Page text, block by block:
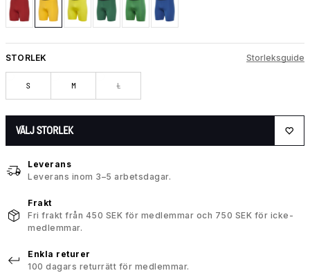
STORLEK Storleksguide
S M L
VÄLJ STORLEK
Leverans
Leverans inom 3–5 arbetsdagar.
Frakt
Fri frakt från 450 SEK för medlemmar och 750 SEK för icke-
medlemmar.
Enkla returer
100 dagars returrätt för medlemmar.